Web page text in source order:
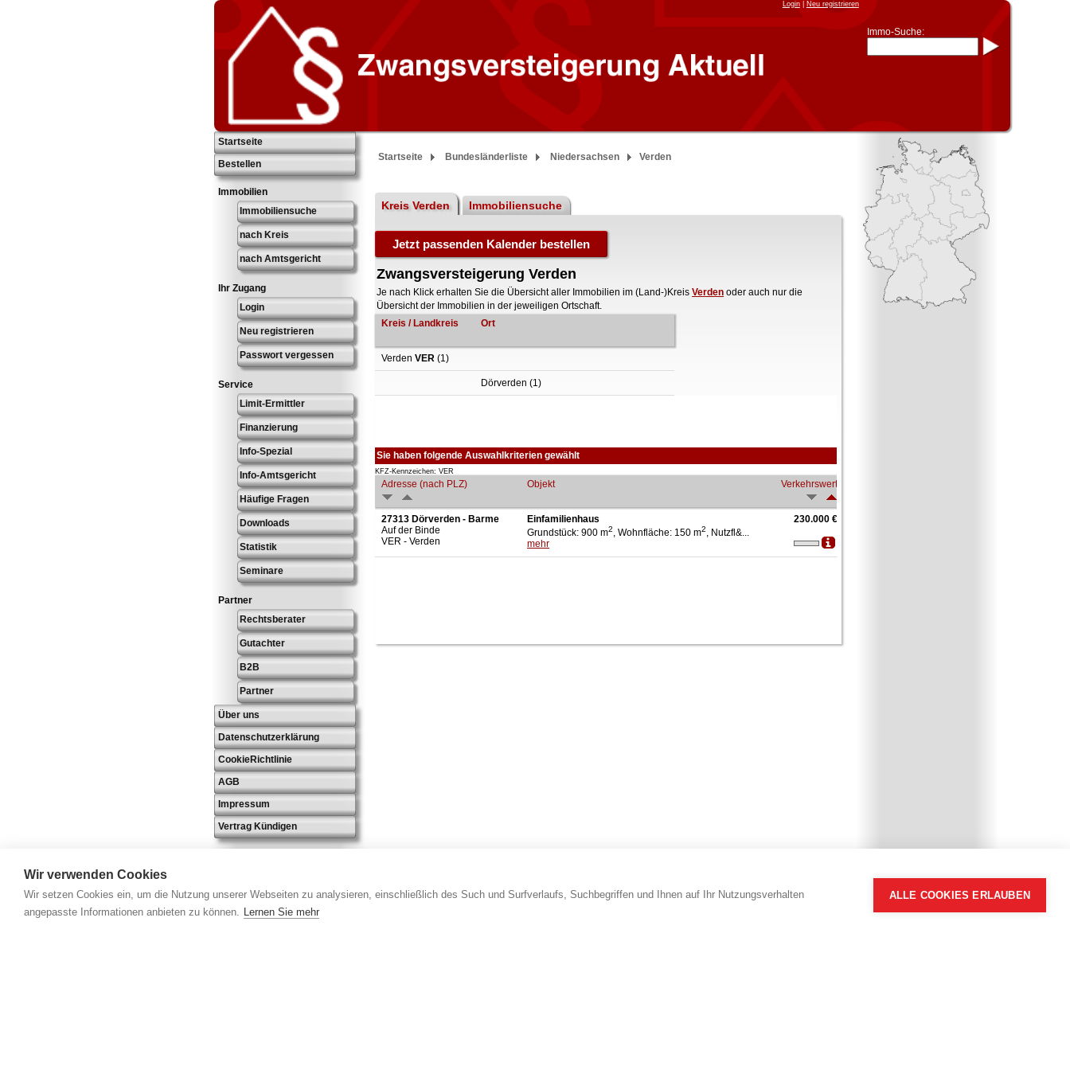
Wir verwenden Cookies
Wir setzen Cookies ein, um die Nutzung unserer Webseiten zu analysieren, einschließlich des Such und Surfverlaufs, Suchbegriffen und Ihnen auf Ihr Nutzungsverhalten
angepasste Informationen anbieten zu können. Lernen Sie mehr
ALLE COOKIES ERLAUBEN
Login| Neu registrieren
Immo-Suche:
* Suche verfeinern durch
Kombinieren
z.B.:
15 Frankfurtfür
Frankfurt/Oder
und
6 Frankfurt
für Frankfurt am
Main
Immobiliensuche
nach Kreis
nach Amtsgericht
Startseite
Bestellen
Immobilien
Immobiliensuche
nach Kreis
nach Amtsgericht
Ihr Zugang
Login
Neu registrieren
Passwort vergessen
Service
Limit-Ermittler
Finanzierung
Info-Spezial
Info-Amtsgericht
Häufige Fragen
Downloads
Statistik
Seminare
Partner
Rechtsberater
Gutachter
B2B
Partner
Über uns
Datenschutzerklärung
CookieRichtlinie
AGB
Impressum
Vertrag Kündigen
Startseite Bundesländerliste Niedersachsen Verden
Kreis Verden Immobiliensuche
Zwangsversteigerung Verden
Je nach Klick erhalten Sie die Übersicht aller Immobilien im (Land-)KreisVerden oder auch nur die
Übersicht der Immobilien in der jeweiligen Ortschaft.
Kreis / Landkreis
Ort
VerdenVER (1)
Dörverden (1)
Sie haben folgende Auswahlkriterien gewählt
KFZ-Kennzeichen: VER
Adresse (nach PLZ) Objekt Verkehrswert
27313 Dörverden - Barme
Auf der Binde
VER - Verden
Einfamilienhaus
Grundstück: 900 m2, Wohnfläche: 150 m2, Nutzfl&...
mehr
230.000 €